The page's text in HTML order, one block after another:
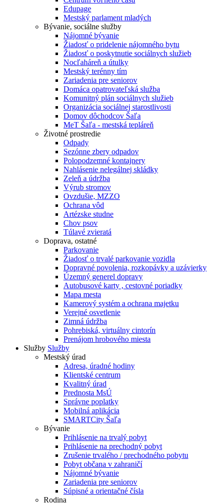
Edupage
Mestský parlament mladých
Bývanie, sociálne služby
Nájomné bývanie
Žiadosť o pridelenie nájomného bytu
Žiadosť o poskytnutie sociálnych služieb
Nocľaháreň a útulky
Mestský terénny tím
Zariadenia pre seniorov
Domáca opatrovateľská služba
Komunitný plán sociálnych služieb
Organizácia sociálnej starostlivosti
Domov dôchodcov Šaľa
MeT Šaľa - mestská tepláreň
Životné prostredie
Odpady
Sezónne zbery odpadov
Polopodzemné kontajnery
Nahlásenie nelegálnej skládky
Zeleň a údržba
Výrub stromov
Ovzdušie, MZZO
Ochrana vôd
Artézske studne
Chov psov
Túlavé zvieratá
Doprava, ostatné
Parkovanie
Žiadosť o trvalé parkovanie vozidla
Dopravné povolenia, rozkopávky a uzávierky
Územný generel dopravy
Autobusové karty , cestovné poriadky
Mapa mesta
Kamerový systém a ochrana majetku
Verejné osvetlenie
Zimná údržba
Pohrebiská, virtuálny cintorín
Prenájom hrobového miesta
Služby Služby
Mestský úrad
Adresa, úradné hodiny
Klientské centrum
Kvalitný úrad
Prednosta MsÚ
Správne poplatky
Mobilná aplikácia
SMARTCity Šaľa
Bývanie
Prihlásenie na trvalý pobyt
Prihlásenie na prechodný pobyt
Zrušenie trvalého / prechodného pobytu
Pobyt občana v zahraničí
Nájomné bývanie
Zariadenia pre seniorov
Súpisné a orientačné čísla
Rodina